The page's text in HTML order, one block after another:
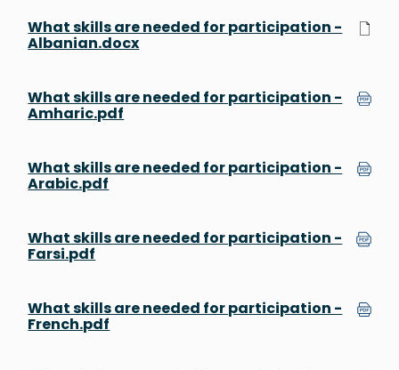
What skills are needed for participation -
Albanian.docx
What skills are needed for participation -
Amharic.pdf
What skills are needed for participation -
Arabic.pdf
What skills are needed for participation -
Farsi.pdf
What skills are needed for participation -
French.pdf